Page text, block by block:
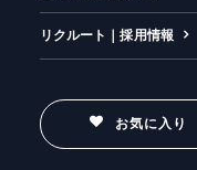
リクルート｜採用情報
お気に入り